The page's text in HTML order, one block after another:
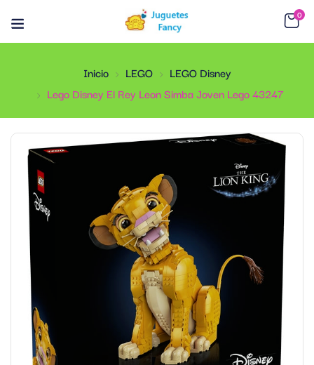
0
Inicio LEGO
LEGO Disney
Lego Disney El Rey Leon Simba Joven Lego 43247